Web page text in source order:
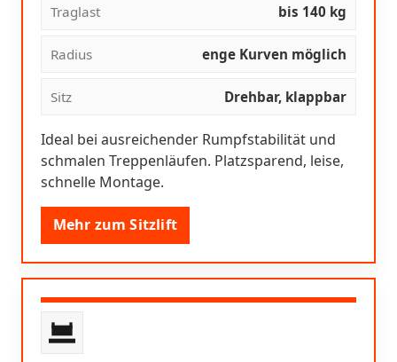
Traglast bis 140 kg
Radius enge Kurven möglich
Sitz Drehbar, klappbar
Ideal bei ausreichender Rumpfstabilität und
schmalen Treppenläufen. Platzsparend, leise,
schnelle Montage.
Mehr zum Sitzlift